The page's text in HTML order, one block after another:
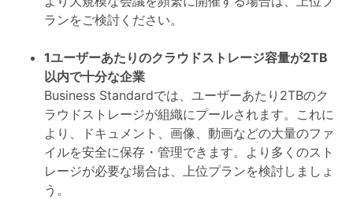
ランをご検討ください。
1ユーザーあたりのクラウドストレージ容量が2TB
以内で十分な企業
Business Standardでは、ユーザーあたり2TBのク
ラウドストレージが組織にプールされます。これに
より、ドキュメント、画像、動画などの大量のファ
イルを安全に保存・管理できます。より多くのスト
レージが必要な場合は、上位プランを検討しましょ
う。